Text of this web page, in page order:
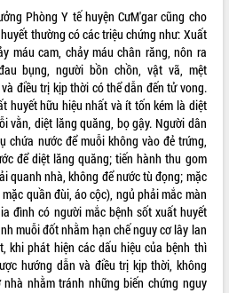
Phòng Y tế huyện CưM'gar cũng cho
thường có các triệu chứng như: Xuất
máu cam, chảy máu chân răng, nôn ra
bụng, người bồn chồn, vật vã, mệt
điều trị kịp thời có thể dẫn đến tử vong.
huyết hữu hiệu nhất và ít tốn kém là diệt
vằn, diệt lăng quăng, bọ gậy. Người dân
chứa nước để muỗi không vào đẻ trứng,
để diệt lăng quăng; tiến hành thu gom
quanh nhà, không để nước tù đọng; mặc
quần đùi, áo cộc), ngủ phải mắc màn
đình có người mắc bệnh sốt xuất huyết
muỗi đốt nhằm hạn chế nguy cơ lây lan
khi phát hiện các dấu hiệu của bệnh thì
hướng dẫn và điều trị kịp thời, không
nhằm tránh những biến chứng nguy